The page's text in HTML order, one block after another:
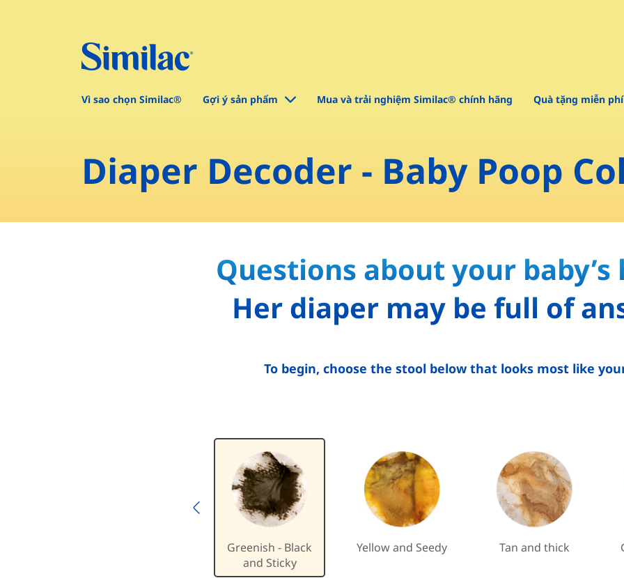
Vì sao chọn Similac® Gợi ý sản phẩm Mua và trải nghiệm Similac® chính hãng Quà tặng miễn phí
Diaper Decoder - Baby Poop
Questions about your baby’s
Her diaper may be full of
To begin, choose the stool below that looks most like your
Previous
Greenish - Black
and Sticky
Yellow and Seedy Tan and thick